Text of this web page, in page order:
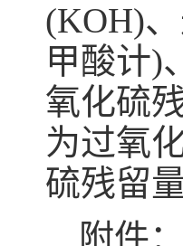
(KOH)
甲酸计)
氧化硫
为过氧
硫残留量
附件